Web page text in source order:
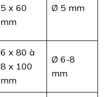
5 x 60
mm
Ø 5 mm
6 x 80 à
8 x 100
mm
Ø 6-8
mm